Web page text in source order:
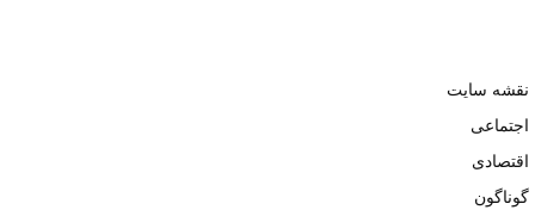
نقشه سایت
اجتماعی
اقتصادی
گوناگون